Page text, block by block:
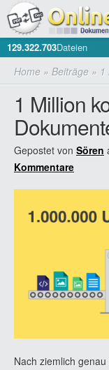
129.322.703Dateien
Home » Beiträge »
1 Million
Gepostet von Sören
Kommentare
Nach ziemlich